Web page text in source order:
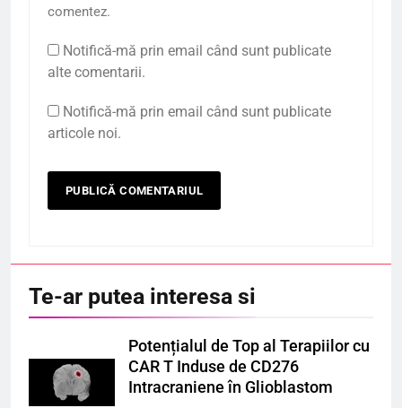
comentez.
Notifică-mă prin email când sunt publicate
alte comentarii.
Notifică-mă prin email când sunt publicate
articole noi.
Te-ar putea interesa si
Potențialul de Top al Terapiilor cu
CAR T Induse de CD276
Intracraniene în Glioblastom